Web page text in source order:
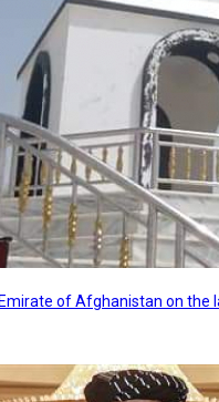
of Afghanistan on